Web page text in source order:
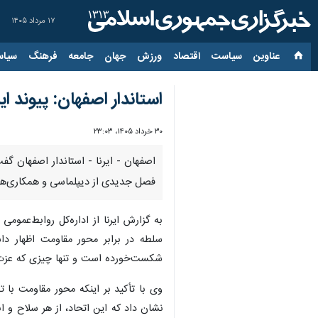
۱۷ مرداد ۱۴۰۵
عناوین‌ سیاست اقتصاد ورزش جهان جامعه فرهنگ
استاندار اصفهان: پیوند
۳۰ خرداد ۱۴۰۵، ۲۳:۰۳